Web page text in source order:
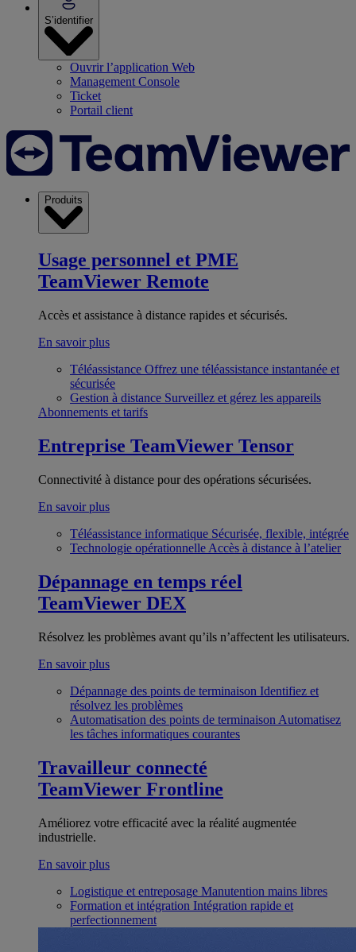
S’identifier
Ouvrir l’application Web
Management Console
Ticket
Portail client
Produits
Usage personnel et PME
TeamViewer Remote
Accès et assistance à distance rapides et sécurisés.
En savoir plus
Téléassistance Offrez une téléassistance instantanée et
sécurisée
Gestion à distance Surveillez et gérez les appareils
Abonnements et tarifs
Entreprise TeamViewer Tensor
Connectivité à distance pour des opérations sécurisées.
En savoir plus
Téléassistance informatique Sécurisée, flexible, intégrée
Technologie opérationnelle Accès à distance à l’atelier
Dépannage en temps réel
TeamViewer DEX
Résolvez les problèmes avant qu’ils n’affectent les utilisateurs.
En savoir plus
Dépannage des points de terminaison Identifiez et
résolvez les problèmes
Automatisation des points de terminaison Automatisez
les tâches informatiques courantes
Travailleur connecté
TeamViewer Frontline
Améliorez votre efficacité avec la réalité augmentée
industrielle.
En savoir plus
Logistique et entreposage Manutention mains libres
Formation et intégration Intégration rapide et
perfectionnement